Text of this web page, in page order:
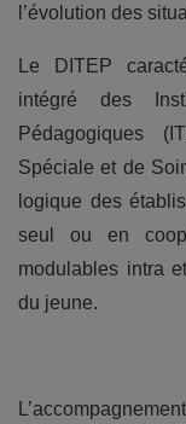
l’évolution des
Le DITEP
intégré des
Pédagogiques
Spéciale et de
logique des
seul ou en
modulables intra
du jeune.